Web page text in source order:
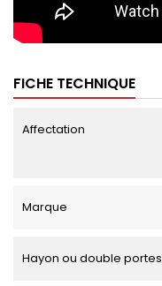
FICHE TECHNIQUE
Affectation
Marque
Hayon ou double portes